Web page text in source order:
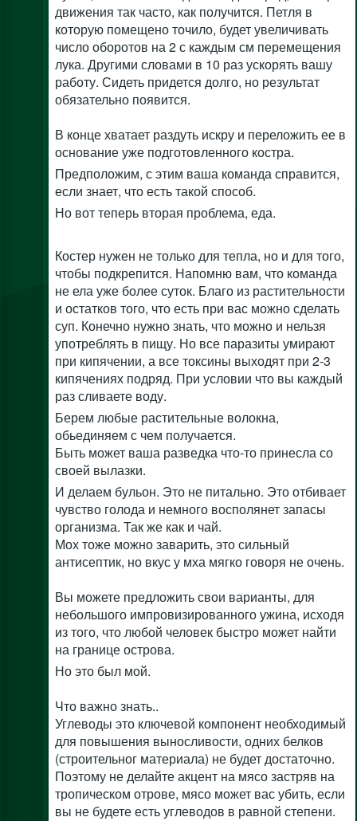
движения так часто, как получится. Петля в
которую помещено точило, будет увеличивать
число оборотов на 2 с каждым см перемещения
лука. Другими словами в 10 раз ускорять вашу
работу. Сидеть придется долго, но результат
обязательно появится.
В конце хватает раздуть искру и переложить ее в
основание уже подготовленного костра.
Предположим, с этим ваша команда справится,
если знает, что есть такой способ.
Но вот теперь вторая проблема, еда.
Костер нужен не только для тепла, но и для того,
чтобы подкрепится. Напомню вам, что команда
не ела уже более суток. Благо из растительности
и остатков того, что есть при вас можно сделать
суп. Конечно нужно знать, что можно и нельзя
употреблять в пищу. Но все паразиты умирают
при кипячении, а все токсины выходят при 2-3
кипячениях подряд. При условии что вы каждый
раз сливаете воду.
Берем любые растительные волокна,
обьединяем с чем получается.
Быть может ваша разведка что-то принесла со
своей вылазки.
И делаем бульон. Это не питально. Это отбивает
чувство голода и немного восполянет запасы
организма. Так же как и чай.
Мох тоже можно заварить, это сильный
антисептик, но вкус у мха мягко говоря не очень.
Вы можете предложить свои варианты, для
небольшого импровизированного ужина, исходя
из того, что любой человек быстро может найти
на границе острова.
Но это был мой.
Что важно знать..
Углеводы это ключевой компонент необходимый
для повышения выносливости, одних белков
(строительног материала) не будет достаточно.
Поэтому не делайте акцент на мясо застряв на
тропическом отрове, мясо может вас убить, если
вы не будете есть углеводов в равной степени.